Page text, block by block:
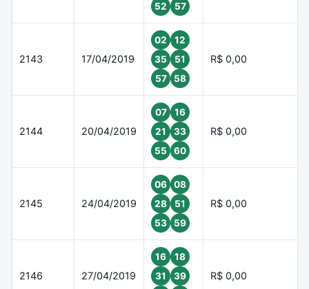
52
57
2143 17/04/2019
02
12
35
51
57
58
R$ 0,00
2144 20/04/2019
07
16
21
33
55
60
R$ 0,00
2145 24/04/2019
06
08
28
51
53
59
R$ 0,00
2146 27/04/2019
16
18
31
39
R$ 0,00